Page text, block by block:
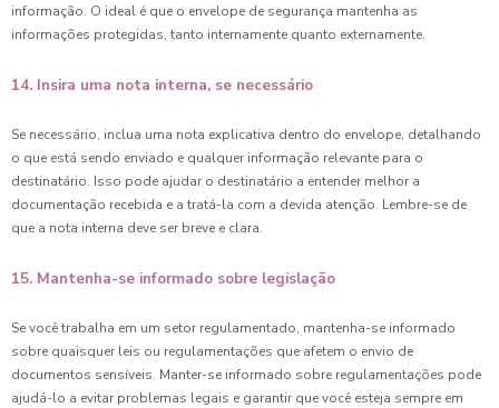
informação. O ideal é que o envelope de segurança mantenha as
informações protegidas, tanto internamente quanto externamente.
14. Insira uma nota interna, se necessário
Se necessário, inclua uma nota explicativa dentro do envelope, detalhando
o que está sendo enviado e qualquer informação relevante para o
destinatário. Isso pode ajudar o destinatário a entender melhor a
documentação recebida e a tratá-la com a devida atenção. Lembre-se de
que a nota interna deve ser breve e clara.
15. Mantenha-se informado sobre legislação
Se você trabalha em um setor regulamentado, mantenha-se informado
sobre quaisquer leis ou regulamentações que afetem o envio de
documentos sensíveis. Manter-se informado sobre regulamentações pode
ajudá-lo a evitar problemas legais e garantir que você esteja sempre em